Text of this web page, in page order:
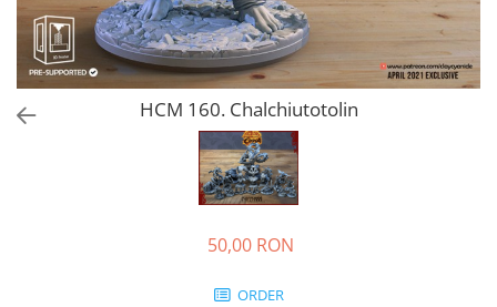
HCM 160. Chalchiutotolin
50,00 RON
ORDER